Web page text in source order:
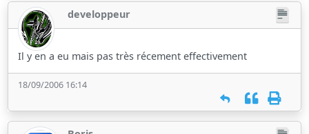
developpeur
Il y en a eu mais pas très récement effectivement
18/09/2006 16:14